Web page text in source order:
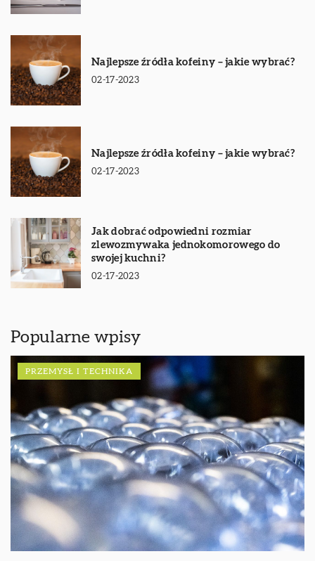
Najlepsze źródła kofeiny – jakie wybrać?
02-17-2023
Najlepsze źródła kofeiny – jakie wybrać?
02-17-2023
Jak dobrać odpowiedni rozmiar
zlewozmywaka jednokomorowego do
swojej kuchni?
02-17-2023
Popularne wpisy
PRZEMYSŁ I TECHNIKA